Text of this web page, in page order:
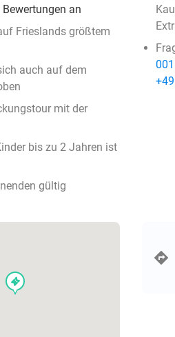
an
Frieslands größtem
auch auf dem
mit der
bis zu 2 Jahren ist
gültig
events